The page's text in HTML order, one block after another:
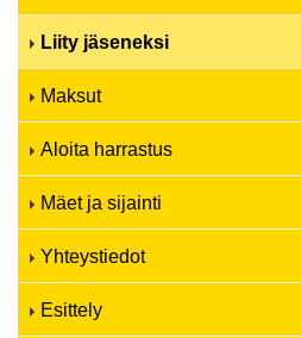
Liity jäseneksi
Maksut
Aloita harrastus
Mäet ja sijainti
Yhteystiedot
Esittely